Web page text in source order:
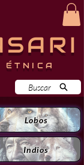
Buscar
Lobos
Indios